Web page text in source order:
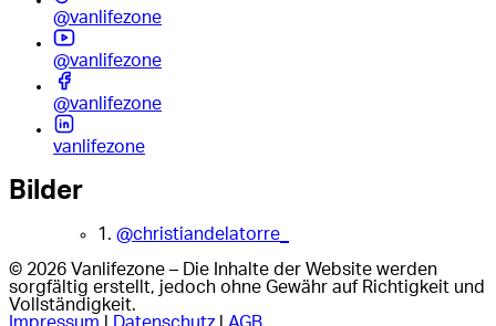
@vanlifezone
@vanlifezone
@vanlifezone
vanlifezone
Bilder
1. @christiandelatorre_
© 2026 Vanlifezone – Die Inhalte der Website werden
sorgfältig erstellt, jedoch ohne Gewähr auf Richtigkeit und
Vollständigkeit.